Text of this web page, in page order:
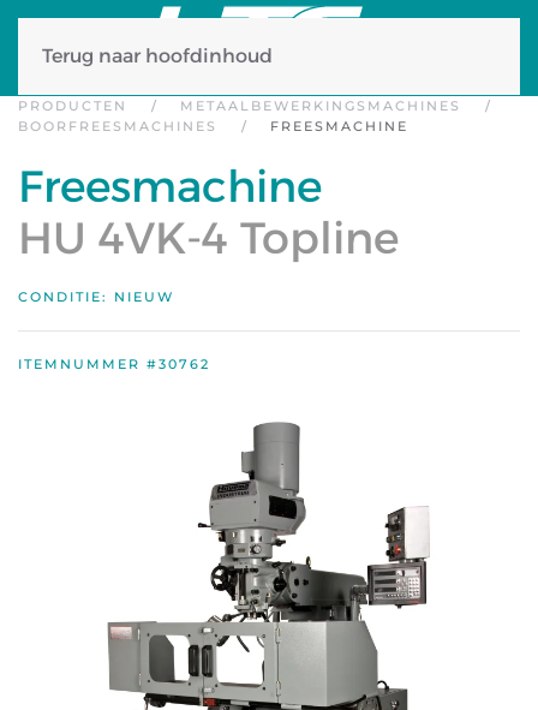
Terug naar hoofdinhoud
PRODUCTEN
METAALBEWERKINGSMACHINES
BOORFREESMACHINES
FREESMACHINE
Freesmachine
HU 4VK-4 Topline
CONDITIE: NIEUW
ITEMNUMMER #30762